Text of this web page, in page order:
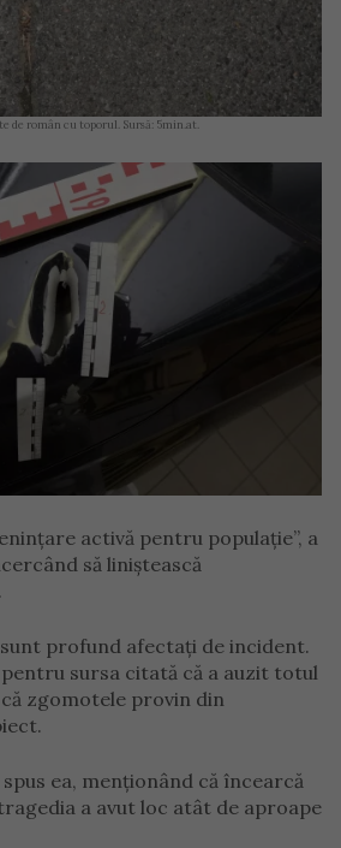
de român cu toporul. Sursă: 5min.at.
activă pentru populație”, a
să liniștească
profund afectați de incident.
sursa citată că a auzit totul
zgomotele provin din
ea, menționând că încearcă
a avut loc atât de aproape